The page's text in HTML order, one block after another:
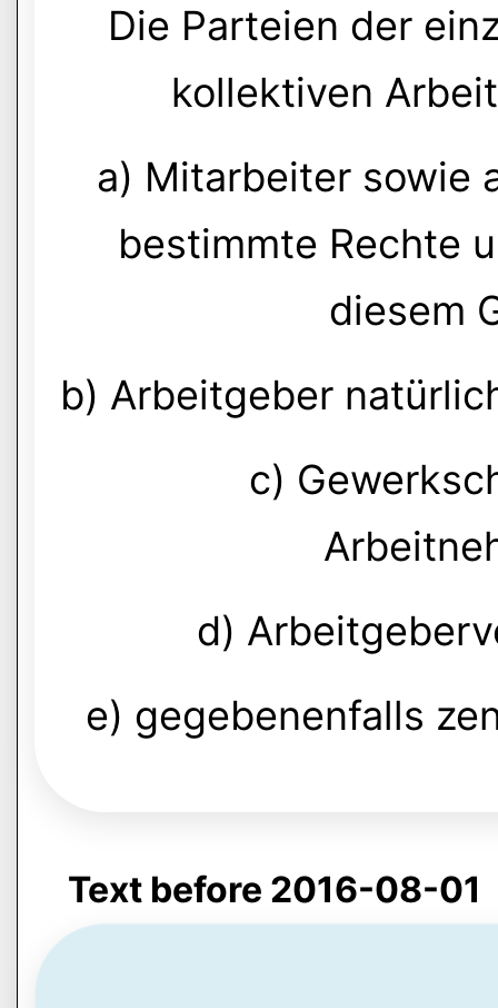
Die Parteien der
kollektiven
a) Mitarbeiter sowie
bestimmte Rechte
diesem
b) Arbeitgeber
c)
d)
e) gegebenenfalls
Text before 2016-08-01